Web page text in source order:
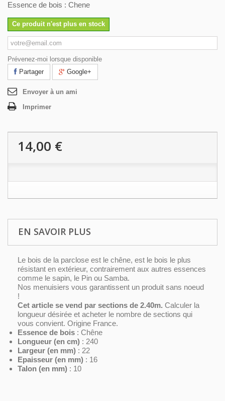
Essence de bois : Chene
Ce produit n'est plus en stock
Prévenez-moi lorsque disponible
Partager
Google+
Envoyer à un ami
Imprimer
14,00 €
EN SAVOIR PLUS
Le bois de la parclose est le chêne, est le bois le plus
résistant en extérieur, contrairement aux autres essences
comme le sapin, le Pin ou Samba.
Nos menuisiers vous garantissent un produit sans noeud
!
Cet article se vend par sections de 2.40m. Calculer la
longueur désirée et acheter le nombre de sections qui
vous convient. Origine France.
Essence de bois : Chêne
Longueur (en cm) : 240
Largeur (en mm) : 22
Epaisseur (en mm) : 16
Talon (en mm) : 10